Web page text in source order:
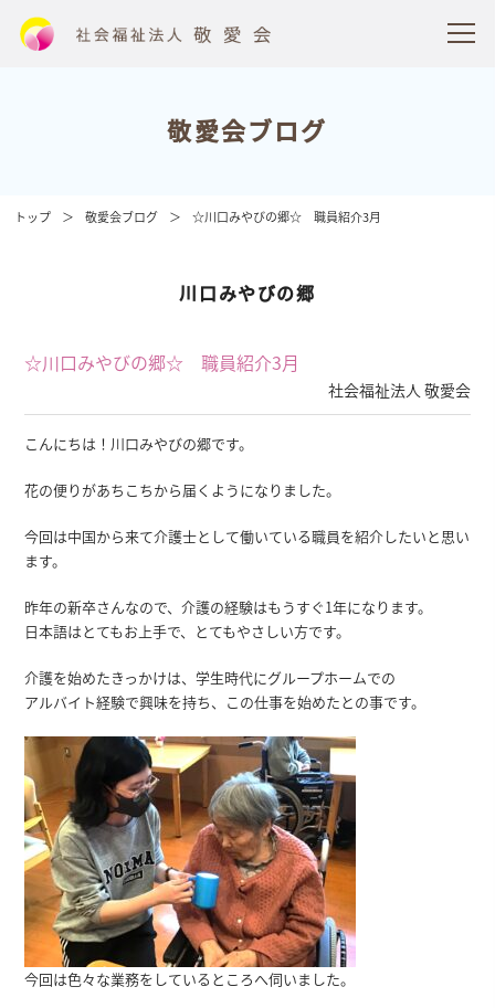
敬愛会ブログ
トップ 敬愛会ブログ ☆川口みやびの郷☆ 職員紹介3月
川口みやびの郷
☆川口みやびの郷☆ 職員紹介3月
社会福祉法人 敬愛会
こんにちは！川口みやびの郷です。
花の便りがあちこちから届くようになりました。
今回は中国から来て介護士として働いている職員を紹介したいと思い
ます。
昨年の新卒さんなので、介護の経験はもうすぐ1年になります。
日本語はとてもお上手で、とてもやさしい方です。
介護を始めたきっかけは、学生時代にグループホームでの
アルバイト経験で興味を持ち、この仕事を始めたとの事です。
今回は色々な業務をしているところへ伺いました。